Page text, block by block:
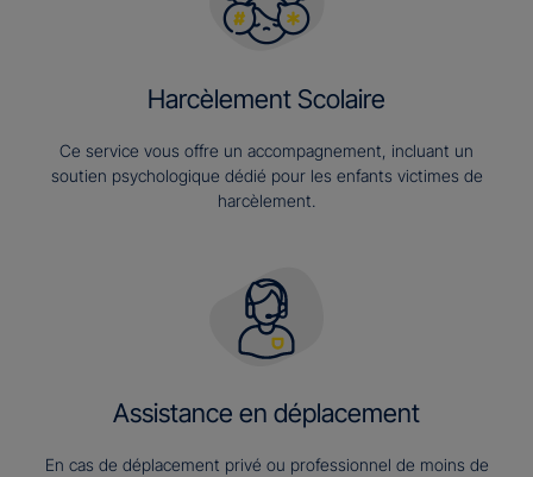
Harcèlement Scolaire
Ce service vous offre un accompagnement, incluant un
soutien psychologique dédié pour les enfants victimes de
harcèlement.
Assistance en déplacement
En cas de déplacement privé ou professionnel de moins de